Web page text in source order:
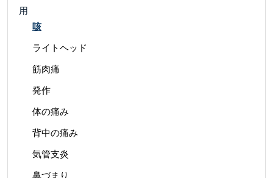
用
咳
ライトヘッド
筋肉痛
発作
体の痛み
背中の痛み
気管支炎
鼻づまり